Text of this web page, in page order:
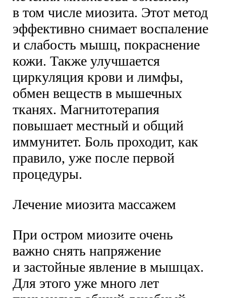
в том числе миозита. Этот метод
эффективно снимает воспаление
и слабость мышц, покраснение
кожи. Также улучшается
циркуляция крови и лимфы,
обмен веществ в мышечных
тканях. Магнитотерапия
повышает местный и общий
иммунитет. Боль проходит, как
правило, уже после первой
процедуры.
Лечение миозита массажем
При остром миозите очень
важно снять напряжение
и застойные явление в мышцах.
Для этого уже много лет